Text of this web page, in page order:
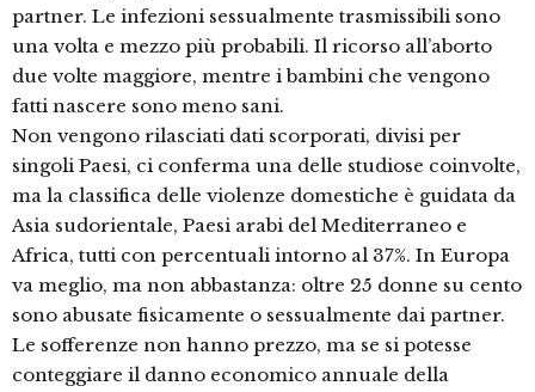
partner. Le infezioni sessualmente trasmissibili sono
una volta e mezzo più probabili. Il ricorso all’aborto
due volte maggiore, mentre i bambini che vengono
fatti nascere sono meno sani.
Non vengono rilasciati dati scorporati, divisi per
singoli Paesi, ci conferma una delle studiose coinvolte,
ma la classifica delle violenze domestiche è guidata da
Asia sudorientale, Paesi arabi del Mediterraneo e
Africa, tutti con percentuali intorno al 37%. In Europa
va meglio, ma non abbastanza: oltre 25 donne su cento
sono abusate fisicamente o sessualmente dai partner.
Le sofferenze non hanno prezzo, ma se si potesse
conteggiare il danno economico annuale della